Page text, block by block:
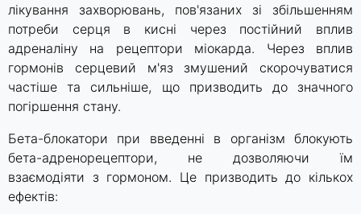
лікування захворювань, пов'язаних зі збільшенням
потреби серця в кисні через постійний вплив
адреналіну на рецептори міокарда. Через вплив
гормонів серцевий м'яз змушений скорочуватися
частіше та сильніше, що призводить до значного
погіршення стану.
Бета-блокатори при введенні в організм блокують
бета-адренорецептори, не дозволяючи їм
взаємодіяти з гормоном. Це призводить до кількох
ефектів: